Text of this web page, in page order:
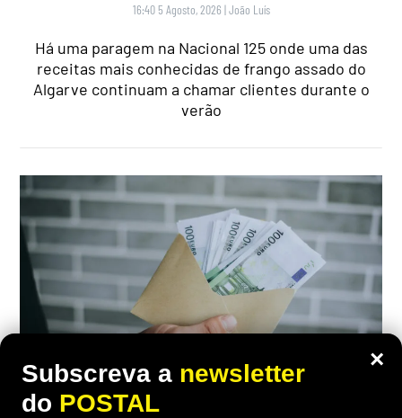
16:40 5 Agosto, 2026 |João Luís
Há uma paragem na Nacional 125 onde uma das
receitas mais conhecidas de frango assado do
Algarve continuam a chamar clientes durante o
verão
×
Subscreva a newsletter
do POSTAL